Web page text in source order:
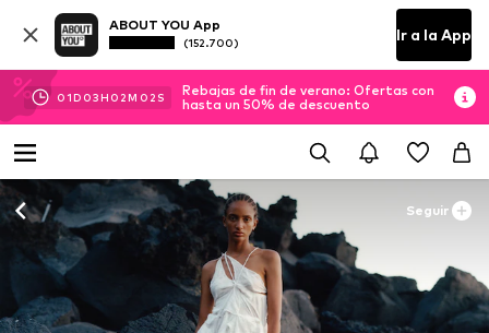
ABOUT YOU App
(152.700) Ir a la App
01D 03H 02M 01 S
Rebajas de fin de verano: Ofertas con
hasta un 50% de descuento
Seguir